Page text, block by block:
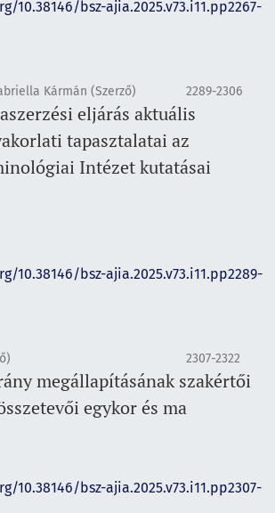
10.38146/bsz-ajia.2025.v73.i11.pp2267-
Kármán (Szerző) 2289-2306
eljárás aktuális
tapasztalatai az
Intézet kutatásai
10.38146/bsz-ajia.2025.v73.i11.pp2289-
2307-2322
megállapításának szakértői
egykor és ma
10.38146/bsz-ajia.2025.v73.i11.pp2307-